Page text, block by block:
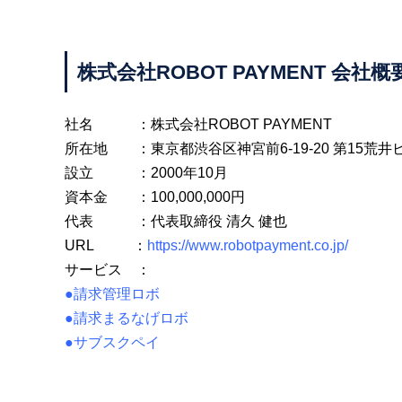
株式会社ROBOT PAYMENT 会社概
社名 ：株式会社ROBOT PAYMENT
所在地 ：東京都渋谷区神宮前6-19-20 第15荒井
設立 ：2000年10月
資本金 ：100,000,000円
代表 ：代表取締役 清久 健也
URL ： https://www.robotpayment.co.jp/
サービス ：
●請求管理ロボ
●請求まるなげロボ
●サブスクペイ